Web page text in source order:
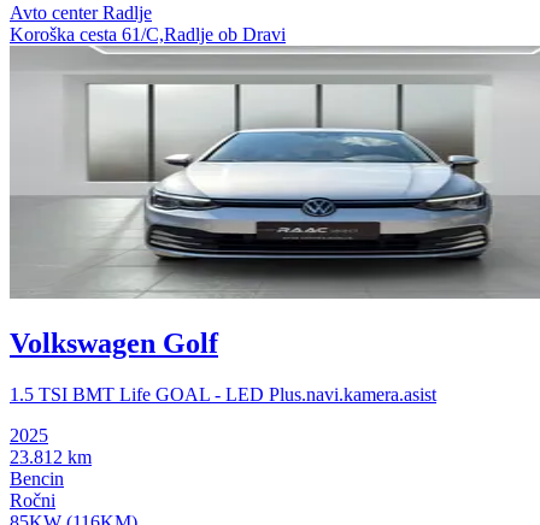
Avto center Radlje
Koroška cesta 61/C,Radlje ob Dravi
Volkswagen Golf
1.5 TSI BMT Life GOAL - LED Plus.navi.kamera.asist
2025
23.812 km
Bencin
Ročni